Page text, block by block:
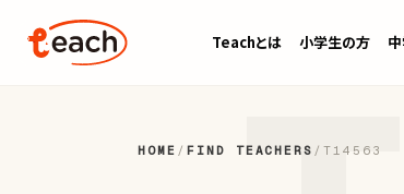
Teachとは 小学生の方
HOME / FIND TEACHERS /T14563